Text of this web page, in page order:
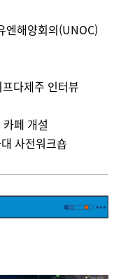
엔해양회의(UNOC)
다제주 인터뷰
페 개설
사전워크숍